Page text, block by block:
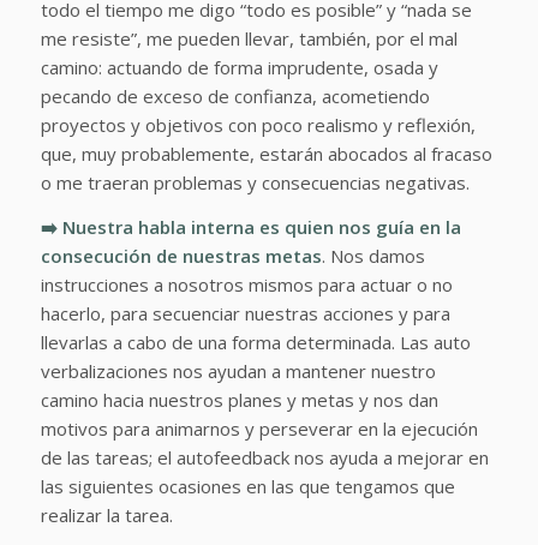
todo el tiempo me digo “todo es posible” y “nada se
me resiste”, me pueden llevar, también, por el mal
camino: actuando de forma imprudente, osada y
pecando de exceso de confianza, acometiendo
proyectos y objetivos con poco realismo y reflexión,
que, muy probablemente, estarán abocados al fracaso
o me traeran problemas y consecuencias negativas.
➡️ Nuestra habla interna es quien nos guía en la
consecución de nuestras metas. Nos damos
instrucciones a nosotros mismos para actuar o no
hacerlo, para secuenciar nuestras acciones y para
llevarlas a cabo de una forma determinada. Las auto
verbalizaciones nos ayudan a mantener nuestro
camino hacia nuestros planes y metas y nos dan
motivos para animarnos y perseverar en la ejecución
de las tareas; el autofeedback nos ayuda a mejorar en
las siguientes ocasiones en las que tengamos que
realizar la tarea.